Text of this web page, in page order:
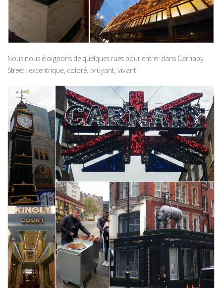
Nous nous éloignons de quelques rues pour entrer dans Carnaby
Street : excentrique, coloré, bruyant, vivant !